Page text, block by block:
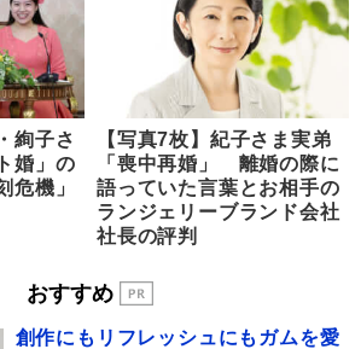
絢子さ
婚」の
危機」
【写真7枚】紀子さま実弟
「喪中再婚」 離婚の際に
語っていた言葉とお相手の
ランジェリーブランド会社
社長の評判
おすすめ
創作にもリフレッシュにもガムを愛